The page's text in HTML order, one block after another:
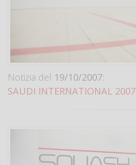
Notizia del 19/10/2007:
SAUDI INTERNATIONAL 2007